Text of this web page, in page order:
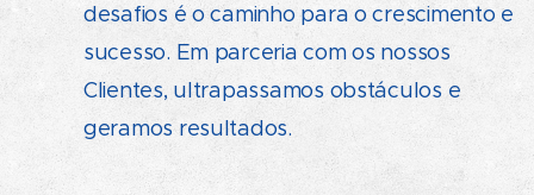
desafios é o caminho para o crescimento e
sucesso. Em parceria com os nossos
Clientes, ultrapassamos obstáculos e
geramos resultados.